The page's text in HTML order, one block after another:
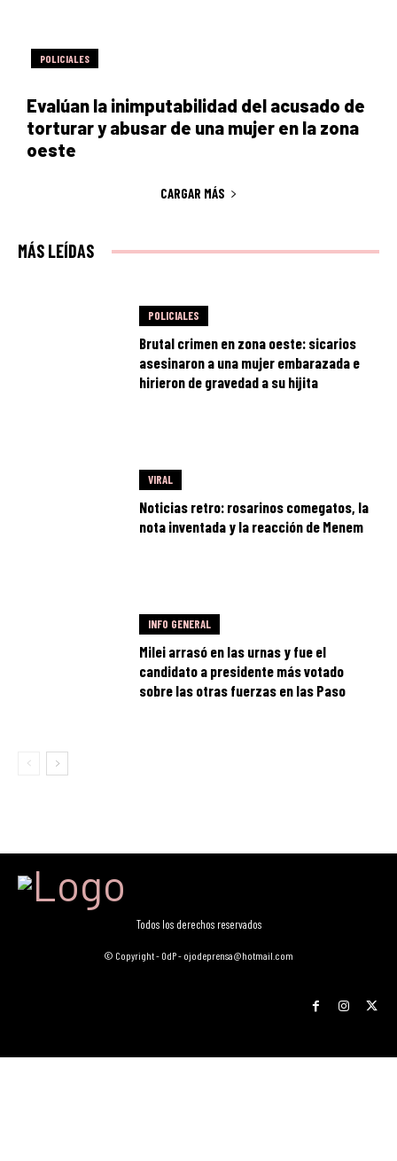
POLICIALES
Evalúan la inimputabilidad del acusado de
torturar y abusar de una mujer en la zona
oeste
CARGAR MÁS
MÁS LEÍDAS
POLICIALES
Brutal crimen en zona oeste: sicarios
asesinaron a una mujer embarazada e
hirieron de gravedad a su hijita
VIRAL
Noticias retro: rosarinos comegatos, la
nota inventada y la reacción de Menem
INFO GENERAL
Milei arrasó en las urnas y fue el
candidato a presidente más votado
sobre las otras fuerzas en las Paso
Todos los derechos reservados
© Copyright - OdP - ojodeprensa@hotmail.com